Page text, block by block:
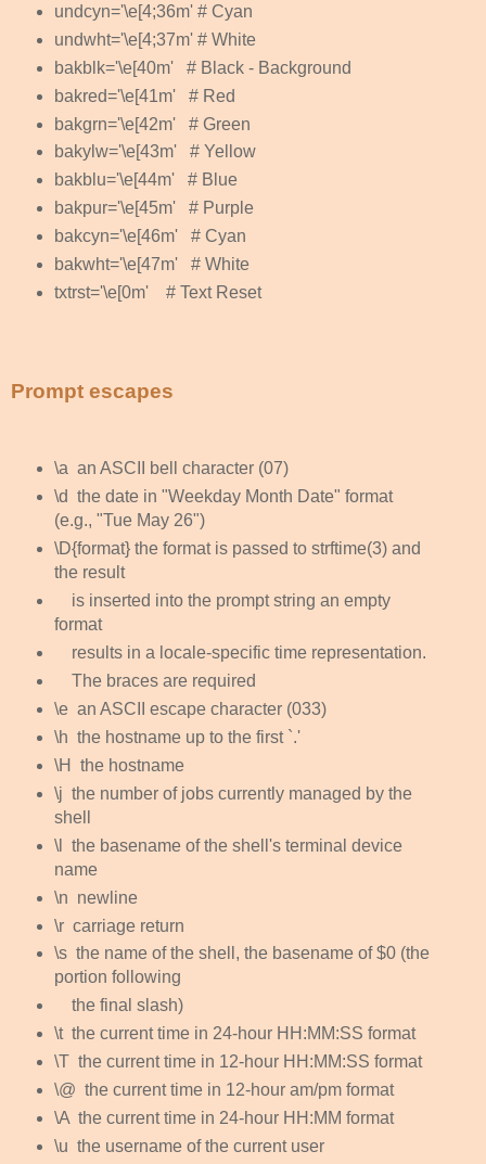
undcyn='\e[4;36m' # Cyan
undwht='\e[4;37m' # White
bakblk='\e[40m' # Black - Background
bakred='\e[41m' # Red
bakgrn='\e[42m' # Green
bakylw='\e[43m' # Yellow
bakblu='\e[44m' # Blue
bakpur='\e[45m' # Purple
bakcyn='\e[46m' # Cyan
bakwht='\e[47m' # White
txtrst='\e[0m' # Text Reset
Prompt escapes
\a an ASCII bell character (07)
\d the date in "Weekday Month Date" format
(e.g., "Tue May 26")
\D{format} the format is passed to strftime(3) and
the result
is inserted into the prompt string an empty
format
results in a locale-specific time representation.
The braces are required
\e an ASCII escape character (033)
\h the hostname up to the first `.'
\H
the hostname
\j the number of jobs currently managed by the
shell
\l
the basename of the shell's terminal device
name
\n newline
\r carriage return
\s the name of the shell, the basename of $0 (the
portion following
the final slash)
\t the current time in 24-hour HH:MM:SS format
\T the current time in 12-hour HH:MM:SS format
\@ the current time in 12-hour am/pm format
\A the current time in 24-hour HH:MM format
\u the username of the current user